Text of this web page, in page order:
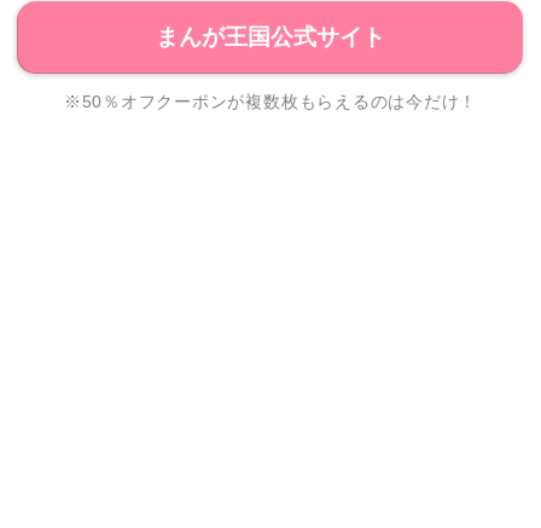
まんが王国公式サイト
※50％オフクーポンが複数枚もらえるのは今だけ！